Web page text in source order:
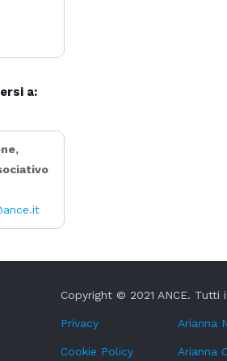
a:
Copyright © 2021 ANCE. Tutti
Privacy Arianna
Cookie Policy Arianna